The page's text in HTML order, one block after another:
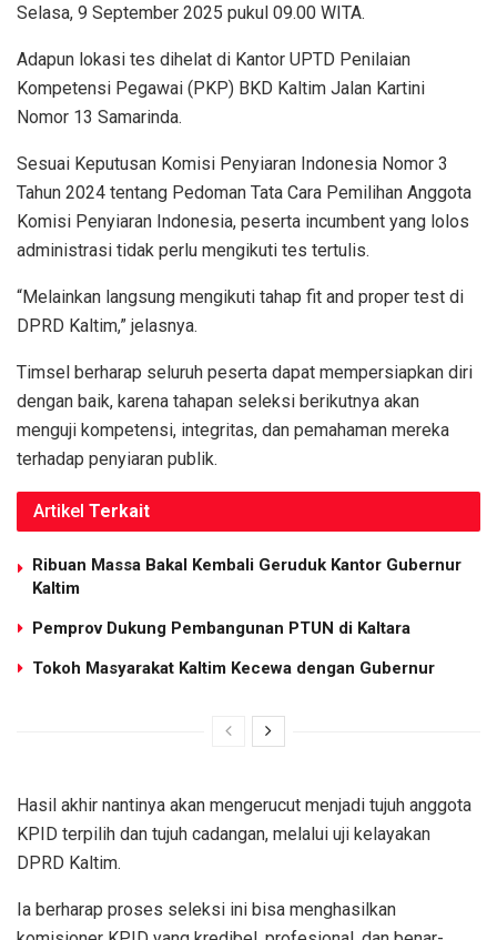
Selasa, 9 September 2025 pukul 09.00 WITA.
Adapun lokasi tes dihelat di Kantor UPTD Penilaian
Kompetensi Pegawai (PKP) BKD Kaltim Jalan Kartini
Nomor 13 Samarinda.
Sesuai Keputusan Komisi Penyiaran Indonesia Nomor 3
Tahun 2024 tentang Pedoman Tata Cara Pemilihan Anggota
Komisi Penyiaran Indonesia, peserta incumbent yang lolos
administrasi tidak perlu mengikuti tes tertulis.
“Melainkan langsung mengikuti tahap fit and proper test di
DPRD Kaltim,” jelasnya.
Timsel berharap seluruh peserta dapat mempersiapkan diri
dengan baik, karena tahapan seleksi berikutnya akan
menguji kompetensi, integritas, dan pemahaman mereka
terhadap penyiaran publik.
Artikel Terkait
Ribuan Massa Bakal Kembali Geruduk Kantor Gubernur
Kaltim
Pemprov Dukung Pembangunan PTUN di Kaltara
Tokoh Masyarakat Kaltim Kecewa dengan Gubernur
Hasil akhir nantinya akan mengerucut menjadi tujuh anggota
KPID terpilih dan tujuh cadangan, melalui uji kelayakan
DPRD Kaltim.
Ia berharap proses seleksi ini bisa menghasilkan